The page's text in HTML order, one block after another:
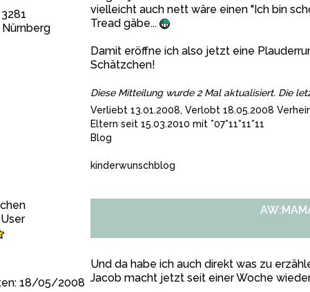
vielleicht auch nett wäre einen "Ich bin
Tread gäbe...
Damit eröffne ich also jetzt eine
Schätzchen!
Diese Mitteilung wurde 2 Mal aktualisiert. Die
Verliebt 13.01.2008, Verlobt 18.05.2008
Eltern seit 15.03.2010 mit *07*11*11*11
Blog
kinderwunschblog
18/05/2008
Und da habe ich auch direkt was zu
Jacob macht jetzt seit einer Woche